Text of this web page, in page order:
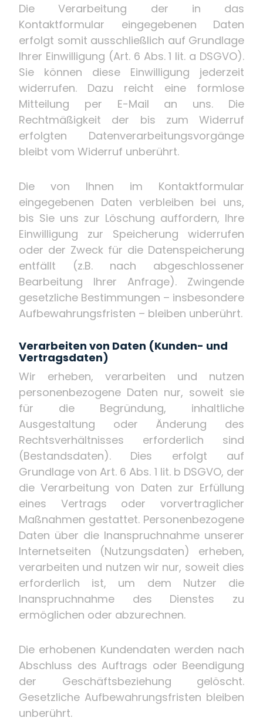
Die Verarbeitung der in das
Kontaktformular eingegebenen Daten
erfolgt somit ausschließlich auf Grundlage
Ihrer Einwilligung (Art. 6 Abs. 1 lit. a DSGVO).
Sie können diese Einwilligung jederzeit
widerrufen. Dazu reicht eine formlose
Mitteilung per E-Mail an uns. Die
Rechtmäßigkeit der bis zum Widerruf
erfolgten Datenverarbeitungsvorgänge
bleibt vom Widerruf unberührt.
Die von Ihnen im Kontaktformular
eingegebenen Daten verbleiben bei uns,
bis Sie uns zur Löschung auffordern, Ihre
Einwilligung zur Speicherung widerrufen
oder der Zweck für die Datenspeicherung
entfällt (z.B. nach abgeschlossener
Bearbeitung Ihrer Anfrage). Zwingende
gesetzliche Bestimmungen – insbesondere
Aufbewahrungsfristen – bleiben unberührt.
Verarbeiten von Daten (Kunden- und
Vertragsdaten)
Wir erheben, verarbeiten und nutzen
personenbezogene Daten nur, soweit sie
für die Begründung, inhaltliche
Ausgestaltung oder Änderung des
Rechtsverhältnisses erforderlich sind
(Bestandsdaten). Dies erfolgt auf
Grundlage von Art. 6 Abs. 1 lit. b DSGVO, der
die Verarbeitung von Daten zur Erfüllung
eines Vertrags oder vorvertraglicher
Maßnahmen gestattet. Personenbezogene
Daten über die Inanspruchnahme unserer
Internetseiten (Nutzungsdaten) erheben,
verarbeiten und nutzen wir nur, soweit dies
erforderlich ist, um dem Nutzer die
Inanspruchnahme des Dienstes zu
ermöglichen oder abzurechnen.
Die erhobenen Kundendaten werden nach
Abschluss des Auftrags oder Beendigung
der Geschäftsbeziehung gelöscht.
Gesetzliche Aufbewahrungsfristen bleiben
unberührt.